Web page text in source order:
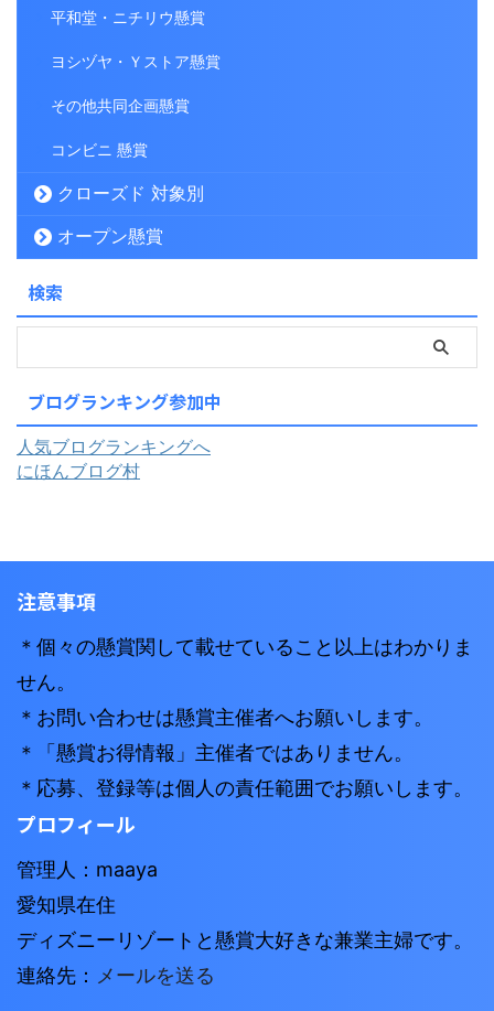
平和堂・ニチリウ懸賞
ヨシヅヤ・Ｙストア懸賞
その他共同企画懸賞
コンビニ 懸賞
クローズド 対象別
オープン懸賞
検索
ブログランキング参加中
人気ブログランキングへ
にほんブログ村
注意事項
＊個々の懸賞関して載せていること以上はわかりま
せん。
＊お問い合わせは懸賞主催者へお願いします。
＊「懸賞お得情報」主催者ではありません。
＊応募、登録等は個人の責任範囲でお願いします。
プロフィール
管理人：maaya
愛知県在住
ディズニーリゾートと懸賞大好きな兼業主婦です。
連絡先： メールを送る